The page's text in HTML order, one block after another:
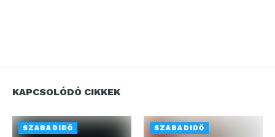
KAPCSOLÓDÓ CIKKEK
SZABADIDŐ SZABADIDŐ